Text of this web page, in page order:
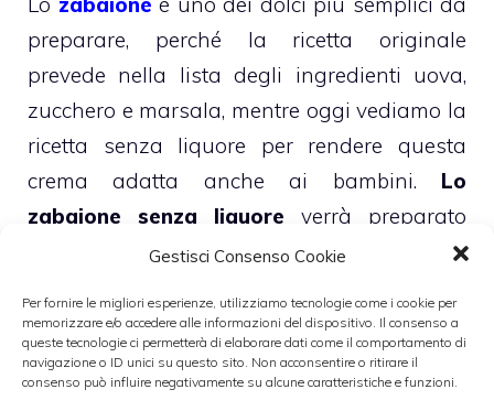
Gestisci Consenso Cookie
Per fornire le migliori esperienze, utilizziamo tecnologie come i cookie per
memorizzare e/o accedere alle informazioni del dispositivo. Il consenso a
queste tecnologie ci permetterà di elaborare dati come il comportamento di
navigazione o ID unici su questo sito. Non acconsentire o ritirare il
consenso può influire negativamente su alcune caratteristiche e funzioni.
preparare, perché la ricetta originale
prevede nella lista degli ingredienti uova,
zucchero e marsala, mentre oggi vediamo la
ricetta senza liquore per rendere questa
crema adatta anche ai bambini. Lo
zabaione senza liquore verrà preparato
sostituendo la parte alcolica con il latte, in
guarnizione per latorta sette veli, che
abbiamo preparato qualche mese fa.